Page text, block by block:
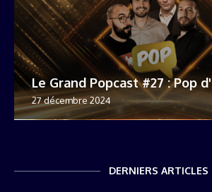
Le Grand Popcast #27 : Pop
27 décembre 2024
DERNIERS ARTICLES